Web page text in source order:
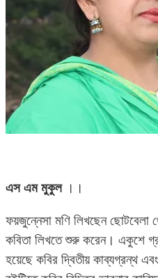
এস এম মুকুল।।
ফয়জুন্নেসা মণি লিখছেন
কবিতা লিখতে শুরু করেন। একুশে
হয়েছে কবির দ্বিতীয় কাব্যগ্রন্থ